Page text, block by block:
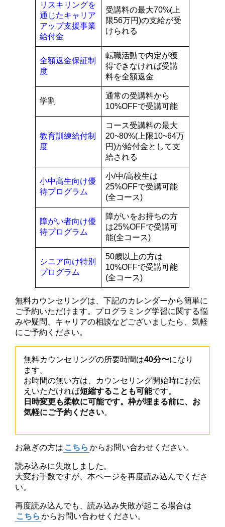
リスキリングを
通じたキャリア
アップ支援事業
給付金
受講料の最大70%(上
限56万円)の支給が受
けられる
全額返金保証制
度
転職活動で内定が獲
得できなければ受講
料を全額返金
学割
通常の受講料から
10%OFFで受講可能
教育訓練給付制
度
コース受講料の最大
20~80%(上限10~64万
円)が給付金として支
給される
小中高生向け優
待プログラム
小/中/高校生は
25%OFFで受講可能
(全コース)
障がい者向け優
待プログラム
障がいをお持ちの方
は25%OFFで受講可
能(全コース)
シニア向け特別
プログラム
50歳以上の方は
10%OFFで受講可能
(全コース)
無料カウンセリングは、下記のカレンダーから簡単に
ご予約いただけます。プログラミング学習に関する悩
みや疑問、キャリアの相談などございましたら、気軽
にご予約ください。
無料カウンセリングの所要時間は40分〜になり
ます。
お時間の無い方は、カウンセリング開始時にお伝
えいただければ短縮することも可能です。
日時変更も柔軟に可能です。枠が埋まる前に、お
気軽にご予約ください。
お急ぎの方は こちら からお問い合わせください。
読み込みに失敗しました。
大変お手数ですが、本ページを再度読み込んでくださ
い。
再度読み込んでも、読み込み失敗が起こる場合は
こちら からお問い合わせください。